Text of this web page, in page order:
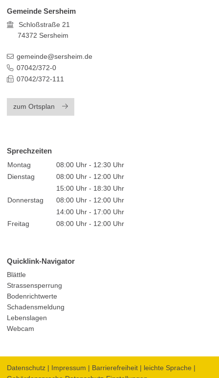
Gemeinde Sersheim
Schloßstraße 21
74372 Sersheim
gemeinde@sersheim.de
07042/372-0
07042/372-111
zum Ortsplan
Sprechzeiten
Montag
08:00 Uhr - 12:30 Uhr
Dienstag
08:00 Uhr - 12:00 Uhr
15:00 Uhr - 18:30 Uhr
Donnerstag
08:00 Uhr - 12:00 Uhr
14:00 Uhr - 17:00 Uhr
Freitag
08:00 Uhr - 12:00 Uhr
Quicklink-Navigator
Blättle
Strassensperrung
Bodenrichtwerte
Schadensmeldung
Lebenslagen
Webcam
Datenschutz| Impressum Barrierefreiheit| leichte Sprache